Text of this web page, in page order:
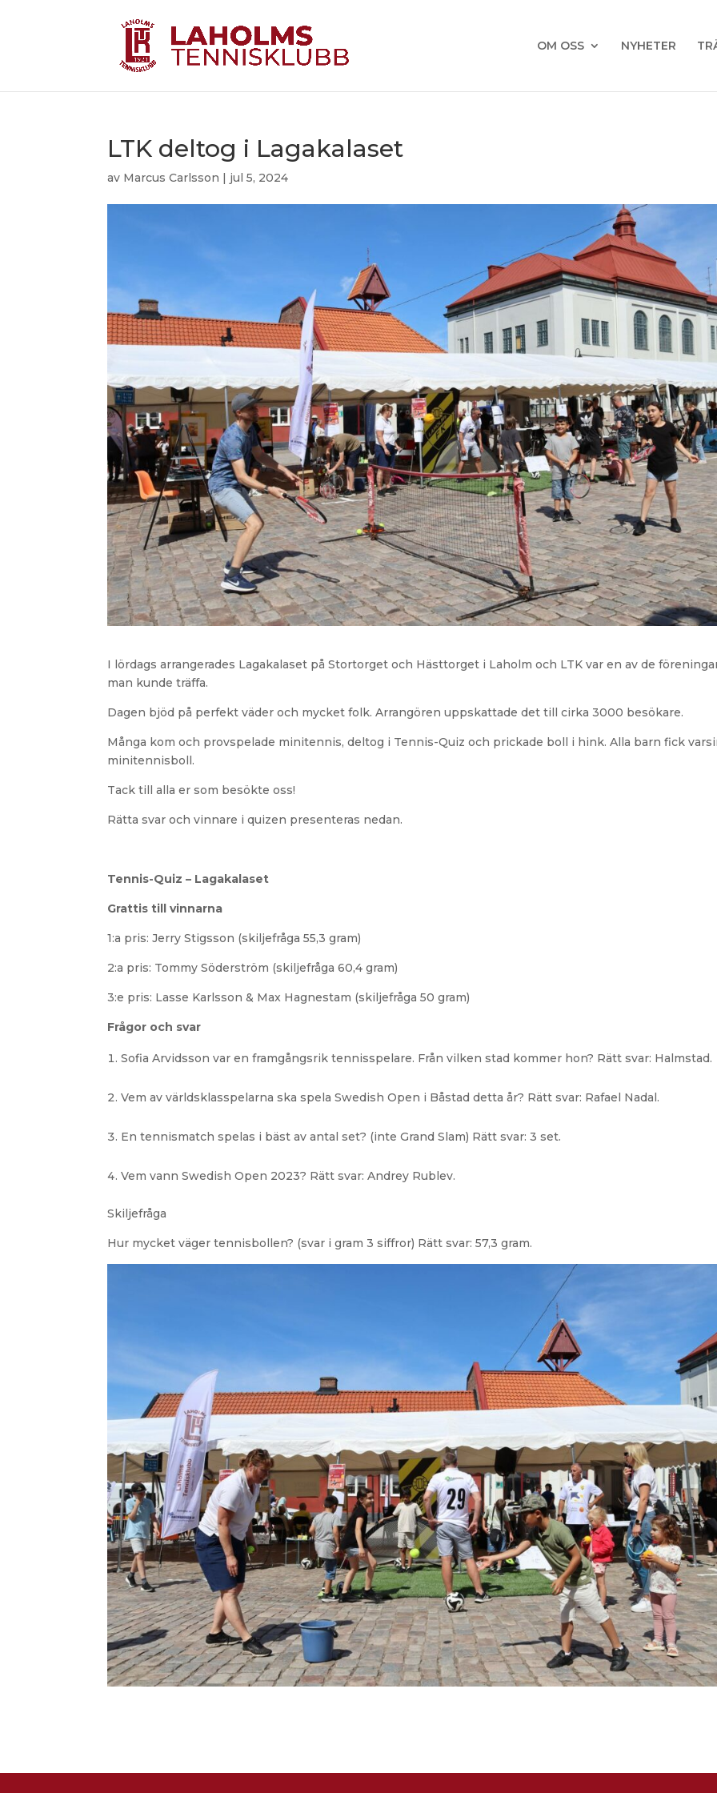
OM OSS NYHETER
LTK deltog i Lagakalaset
av Marcus Carlsson | jul 5, 2024
I lördags arrangerades Lagakalaset på Stortorget och Hästtorget i Laholm och LTK var en av de
man kunde träffa.
Dagen bjöd på perfekt väder och mycket folk. Arrangören uppskattade det till cirka 3000 besökare.
Många kom och provspelade minitennis, deltog i Tennis-Quiz och prickade boll i hink. Alla barn fick
minitennisboll.
Tack till alla er som besökte oss!
Rätta svar och vinnare i quizen presenteras nedan.
Tennis-Quiz – Lagakalaset
Grattis till vinnarna
1:a pris: Jerry Stigsson (skiljefråga 55,3 gram)
2:a pris: Tommy Söderström (skiljefråga 60,4 gram)
3:e pris: Lasse Karlsson & Max Hagnestam (skiljefråga 50 gram)
Frågor och svar
Sofia Arvidsson var en framgångsrik tennisspelare. Från vilken stad kommer hon? Rätt svar: Halmstad.
Vem av världsklasspelarna ska spela Swedish Open i Båstad detta år? Rätt svar: Rafael Nadal.
En tennismatch spelas i bäst av antal set? (inte Grand Slam) Rätt svar: 3 set.
Vem vann Swedish Open 2023? Rätt svar: Andrey Rublev.
Skiljefråga
Hur mycket väger tennisbollen? (svar i gram 3 siffror) Rätt svar: 57,3 gram.